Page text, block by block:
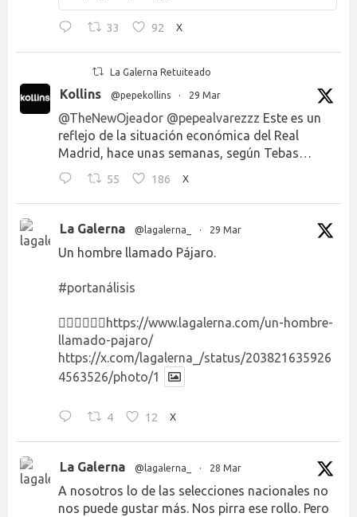
33 92 X
La Galerna Retuiteado
Kollins @pepekollins · 29 Mar
@TheNewOjeador @pepealvarezzz Este es un
reflejo de la situación económica del Real
Madrid, hace unas semanas, según Tebas…
55 186 X
La Galerna @lagalerna_ · 29 Mar
Un hombre llamado Pájaro.
#portanálisis
👉🏻👉🏻👉🏻 https://www.lagalerna.com/un-hombre-
llamado-pajaro/
https://x.com/lagalerna_/status/203821635926
4563526/photo/1
4 12 X
La Galerna @lagalerna_ · 28 Mar
A nosotros lo de las selecciones nacionales no
nos puede gustar más. Nos pirra ese rollo. Pero